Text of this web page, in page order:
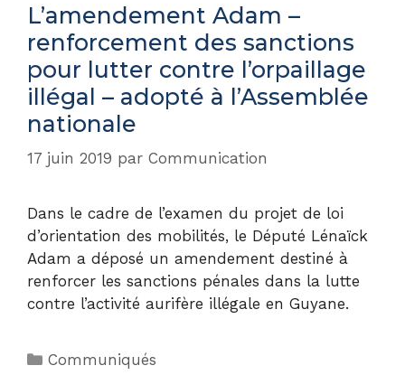
L’amendement Adam –
renforcement des sanctions
pour lutter contre l’orpaillage
illégal – adopté à l’Assemblée
nationale
17 juin 2019 par Communication
Dans le cadre de l’examen du projet de loi
d’orientation des mobilités, le Député Lénaïck
Adam a déposé un amendement destiné à
renforcer les sanctions pénales dans la lutte
contre l’activité aurifère illégale en Guyane.
Communiqués